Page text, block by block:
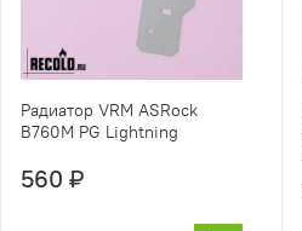
Радиатор VRM ASRock
B760M PG Lightning
560 ₽